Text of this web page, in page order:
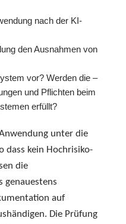
nach der KI-
den Ausnahmen von
vor? Werden die –
und Pflichten beim
erfüllt?
unter die
dass kein Hochrisiko-
die
genauestens
auf
Die Prüfung